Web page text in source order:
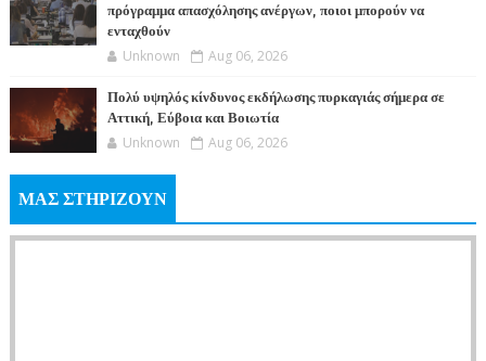
πρόγραμμα απασχόλησης ανέργων, ποιοι μπορούν να
ενταχθούν
Unknown Aug 06, 2026
Πολύ υψηλός κίνδυνος εκδήλωσης πυρκαγιάς σήμερα σε
Αττική, Εύβοια και Βοιωτία
Unknown Aug 06, 2026
ΜΑΣ ΣΤΗΡΙΖΟΥΝ